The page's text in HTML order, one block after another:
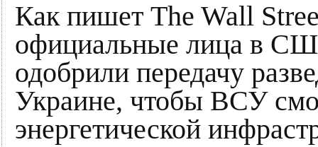
Как пишет The Wall
официальные лица в
одобрили передачу
Украине, чтобы ВСУ
энергетической